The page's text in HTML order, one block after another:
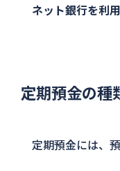
ネット銀行を利
定期預金の種
定期預金には、